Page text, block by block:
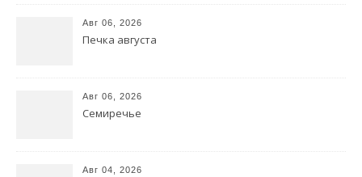
Авг 06, 2026
Печка августа
Авг 06, 2026
Семиречье
Авг 04, 2026